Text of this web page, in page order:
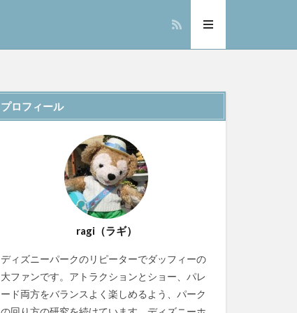
プロフィール
ragi（ラギ）
ディズニーパークのリピーターでダッフィーの
大ファンです。アトラクションとショー、パレ
ード両方をバランスよく楽しめるよう、パーク